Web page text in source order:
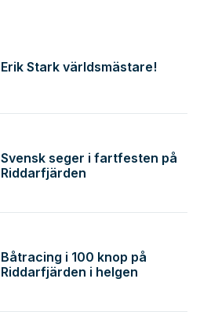
Erik Stark världsmästare!
Svensk seger i fartfesten på
Riddarfjärden
Båtracing i 100 knop på
Riddarfjärden i helgen